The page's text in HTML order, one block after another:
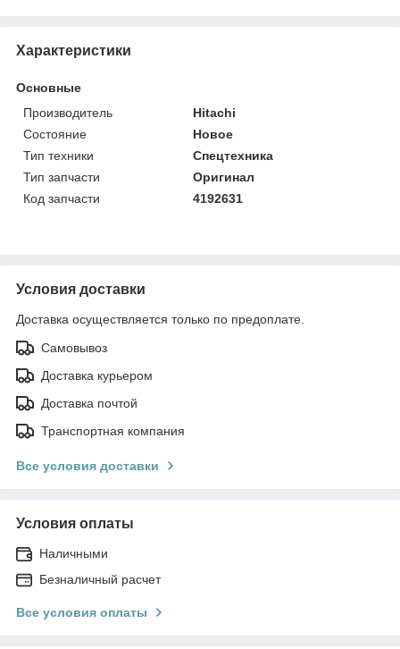
Характеристики
Основные
Производитель
Hitachi
Состояние
Новое
Тип техники
Спецтехника
Тип запчасти
Оригинал
Код запчасти
4192631
Условия доставки
Доставка осуществляется только по предоплате.
Самовывоз
Доставка курьером
Доставка почтой
Транспортная компания
Все условия доставки
Условия оплаты
Наличными
Безналичный расчет
Все условия оплаты